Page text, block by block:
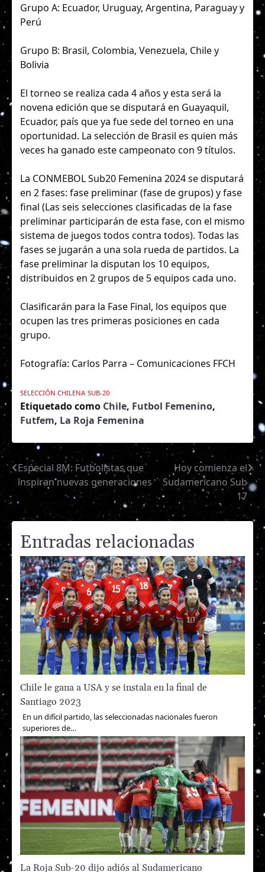
Grupo A: Ecuador, Uruguay, Argentina, Paraguay y
Perú
Grupo B: Brasil, Colombia, Venezuela, Chile y
Bolivia
El torneo se realiza cada 4 años y esta será la
novena edición que se disputará en Guayaquil,
Ecuador, país que ya fue sede del torneo en una
oportunidad. La selección de Brasil es quien más
veces ha ganado este campeonato con 9 títulos.
La CONMEBOL Sub20 Femenina 2024 se disputará
en 2 fases: fase preliminar (fase de grupos) y fase
final (Las seis selecciones clasificadas de la fase
preliminar participarán de esta fase, con el mismo
sistema de juegos todos contra todos). Todas las
fases se jugarán a una sola rueda de partidos. La
fase preliminar la disputan los 10 equipos,
distribuidos en 2 grupos de 5 equipos cada uno.
Clasificarán para la Fase Final, los equipos que
ocupen las tres primeras posiciones en cada
grupo.
Fotografía: Carlos Parra – Comunicaciones FFCH
SELECCIÓN CHILENA SUB-20
Etiquetado como Chile, Futbol Femenino,
Futfem, La Roja Femenina
Navegación
de
entradas
Especial 8M: Futbolistas que
inspiran nuevas generaciones
Hoy comienza el
Sudamericano Sub
17
Entradas relacionadas
Chile le gana a USA y se instala en la final de
Santiago 2023
En un difícil partido, las seleccionadas nacionales fueron
superiores de…
La Roja Sub-20 dijo adiós al Sudamericano